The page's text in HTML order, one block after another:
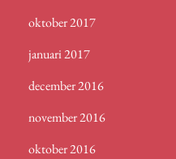
oktober 2017
januari 2017
december 2016
november 2016
oktober 2016